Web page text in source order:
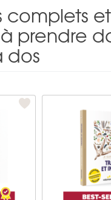
complets et
prendre
dos